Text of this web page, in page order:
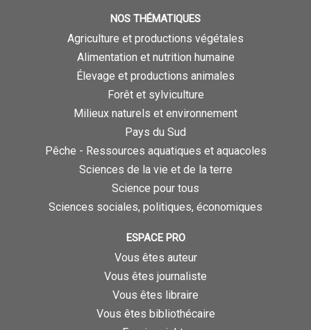
NOS THÉMATIQUES
Agriculture et productions végétales
Alimentation et nutrition humaine
Élevage et productions animales
Forêt et sylviculture
Milieux naturels et environnement
Pays du Sud
Pêche - Ressources aquatiques et aquacoles
Sciences de la vie et de la terre
Science pour tous
Sciences sociales, politiques, économiques
ESPACE PRO
Vous êtes auteur
Vous êtes journaliste
Vous êtes libraire
Vous êtes bibliothécaire